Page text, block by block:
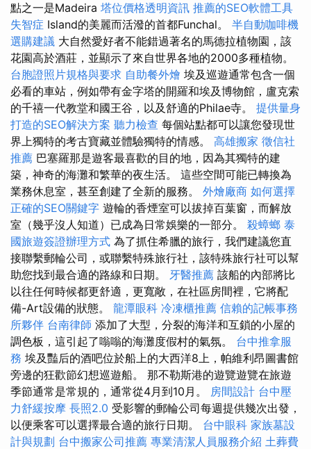
點之一是Madeira 塔位價格透明資訊 推薦的SEO軟體工具
失智症 Island的美麗而活潑的首都Funchal。 半自動咖啡機
選購建議 大自然愛好者不能錯過著名的馬德拉植物園，該
花園高於酒莊，並顯示了來自世界各地的2000多種植物。
台胞證照片規格與要求 自助餐外燴 埃及巡遊通常包含一個
必看的車站，例如帶有金字塔的開羅和埃及博物館，盧克索
的千禧一代教堂和國王谷，以及舒適的Philae寺。 提供量身
打造的SEO解決方案 聽力檢查 每個站點都可以讓您發現世
界上獨特的考古寶藏並體驗獨特的情感。 高雄搬家 徵信社
推薦 巴塞羅那是遊客最喜歡的目的地，因為其獨特的建
築，神奇的海灘和繁華的夜生活。 這些空間可能已轉換為
業務休息室，甚至創建了全新的服務。 外燴廠商 如何選擇
正確的SEO關鍵字 遊輪的香煙室可以拔掉百葉窗，而解放
室（幾乎沒人知道）已成為日常娛樂的一部分。 殺蟑螂 泰
國旅遊簽證辦理方式 為了抓住希臘的旅行，我們建議您直
接聯繫郵輪公司，或聯繫特殊旅行社，該特殊旅行社可以幫
助您找到最合適的路線和日期。 牙醫推薦 該船的內部將比
以往任何時候都更舒適，更寬敞，在社區房間裡，它將配
備-Art設備的狀態。 龍潭眼科 冷凍櫃推薦 信賴的記帳事務
所夥伴 台南律師 添加了大型，分裂的海洋和互鎖的小屋的
調色板，這引起了嗡嗡的海灘度假村的氣氛。 台中推拿服
務 埃及豔后的酒吧位於船上的大西洋8上，帕維利昂圖書館
旁邊的狂歡節幻想巡遊船。 那不勒斯港的遊覽遊覽在旅遊
季節通常是常規的，通常從4月到10月。 房間設計 台中壓
力舒緩按摩 長照2.0 受影響的郵輪公司每週提供幾次出發，
以便乘客可以選擇最合適的旅行日期。 台中眼科 家族墓設
計與規劃 台中搬家公司推薦 專業清潔人員服務介紹 土葬費